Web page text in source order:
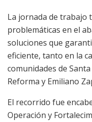
La jornada de trabajo
problemáticas en el
soluciones que
eficiente, tanto en la
comunidades de
Reforma y Emiliano
El recorrido fue
Operación y